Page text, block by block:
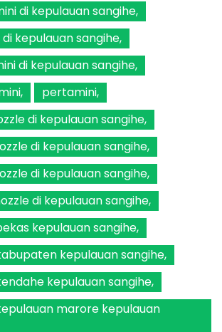
di kepulauan sangihe
kepulauan sangihe
di kepulauan sangihe
pertamini
di kepulauan sangihe
di kepulauan sangihe
di kepulauan sangihe
di kepulauan sangihe
kepulauan sangihe
kepulauan sangihe
kepulauan sangihe
marore kepulauan